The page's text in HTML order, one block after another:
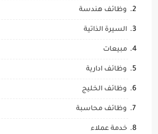
وظائف هندسة
السيرة الذاتية
مبيعات
وظائف ادارية
وظائف الخليج
وظائف محاسبة
خدمة عملاء